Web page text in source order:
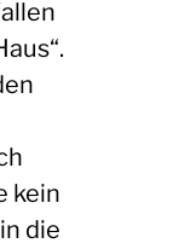
kein
die